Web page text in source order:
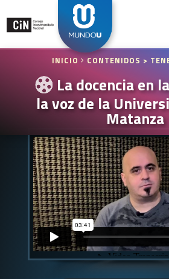
INICIO CONTENIDOS >
La docencia en
la voz de la
Matanza